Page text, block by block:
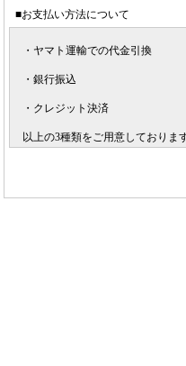
■お支払い方法について
・ヤマト運輸での代金引換
・銀行振込
・クレジット決済
以上の3種類をご用意しておりま